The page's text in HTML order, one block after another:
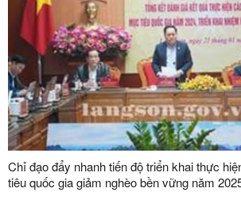
Chỉ đạo đẩy nhanh tiến độ triển khai thực
tiêu quốc gia giảm nghèo bền vững năm